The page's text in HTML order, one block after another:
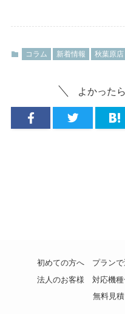
コラム 新着情報 秋葉原店
よかった
初めての方へ プラン
法人のお客様
対応機
無料見